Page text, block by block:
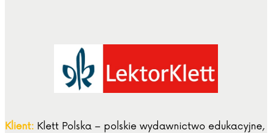
Klient: Klett Polska – polskie wydawnictwo edukacyjne,